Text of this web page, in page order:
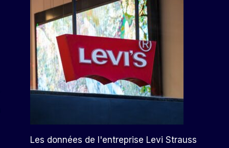
Les données de l'entreprise Levi Strauss